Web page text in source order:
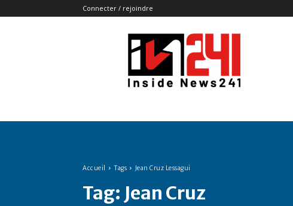
Connecter / rejoindre
Insidenews241
Accueil Tags Jean Cruz Lessagui
Tag: Jean Cruz